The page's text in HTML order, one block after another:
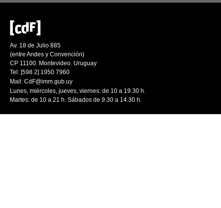
Av. 18 de Julio 885
(entre Andes y Convención)
CP 11100. Montevideo. Uruguay
Tel: [598 2] 1950 7960
Mail: CdF@imm.gub.uy
Lunes, miércoles, jueves, viernes: de 10 a 19.30 h.
Martes: de 10 a 21 h. Sábados de 9.30 a 14.30 h.